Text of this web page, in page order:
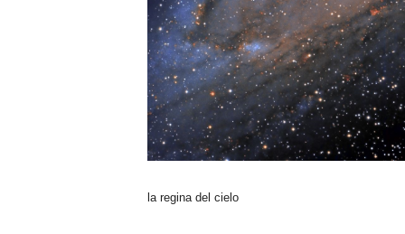
la regina del cielo